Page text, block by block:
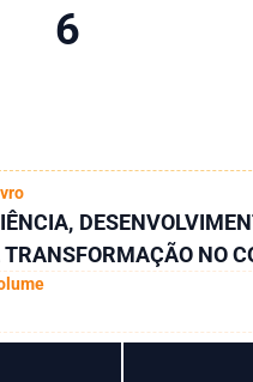
6
TRANSFORMAÇÃO NO